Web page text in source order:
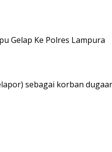
sebagai korban